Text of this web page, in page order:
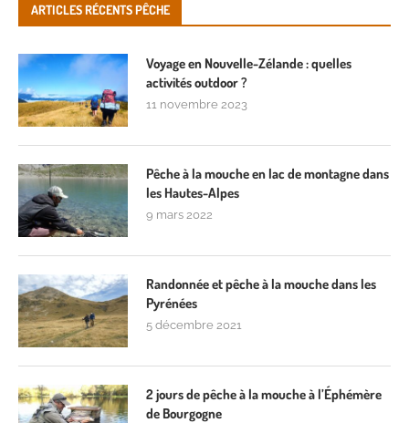
ARTICLES RÉCENTS PÊCHE
Voyage en Nouvelle-Zélande : quelles
activités outdoor ?
11 novembre 2023
Pêche à la mouche en lac de montagne dans
les Hautes-Alpes
9 mars 2022
Randonnée et pêche à la mouche dans les
Pyrénées
5 décembre 2021
2 jours de pêche à la mouche à l’Éphémère
de Bourgogne